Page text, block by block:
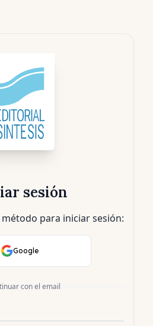
sesión
para iniciar sesión:
Google
con el email